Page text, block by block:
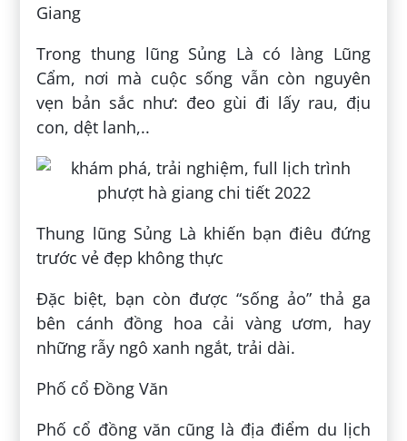
Giang
Trong thung lũng Sủng Là có làng Lũng
Cẩm, nơi mà cuộc sống vẫn còn nguyên
vẹn bản sắc như: đeo gùi đi lấy rau, địu
con, dệt lanh,..
Thung lũng Sủng Là khiến bạn điêu đứng
trước vẻ đẹp không thực
Đặc biệt, bạn còn được “sống ảo” thả ga
bên cánh đồng hoa cải vàng ươm, hay
những rẫy ngô xanh ngắt, trải dài.
Phố cổ Đồng Văn
Phố cổ đồng văn cũng là địa điểm du lịch